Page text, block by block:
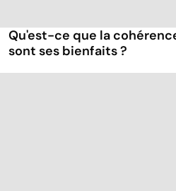
Qu'est-ce que la
sont ses bienfaits ?